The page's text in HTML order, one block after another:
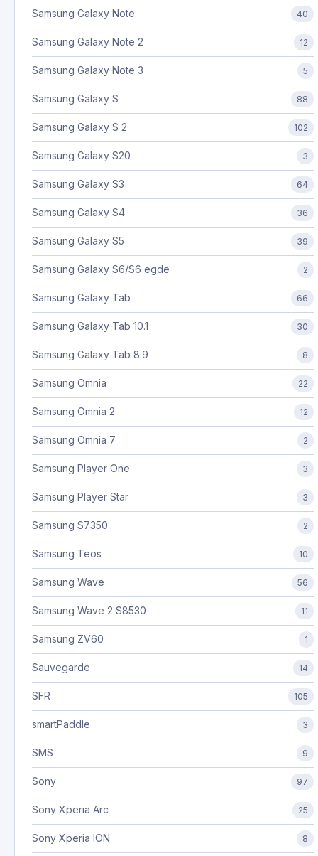
Samsung Galaxy Note 40
Samsung Galaxy Note 2 12
Samsung Galaxy Note 3 5
Samsung Galaxy S 88
Samsung Galaxy S 2 102
Samsung Galaxy S20 3
Samsung Galaxy S3 64
Samsung Galaxy S4 36
Samsung Galaxy S5 39
Samsung Galaxy S6/S6 egde 2
Samsung Galaxy Tab 66
Samsung Galaxy Tab 10.1 30
Samsung Galaxy Tab 8.9 8
Samsung Omnia 22
Samsung Omnia 2 12
Samsung Omnia 7 2
Samsung Player One 3
Samsung Player Star 3
Samsung S7350 2
Samsung Teos 10
Samsung Wave 56
Samsung Wave 2 S8530 11
Samsung ZV60 1
Sauvegarde 14
SFR 105
smartPaddle 3
SMS 9
Sony 97
Sony Xperia Arc 25
Sony Xperia ION 8